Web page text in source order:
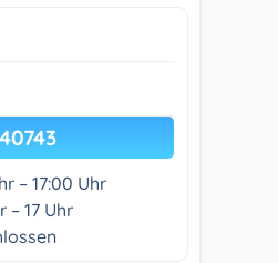
– 17:00 Uhr
– 17 Uhr